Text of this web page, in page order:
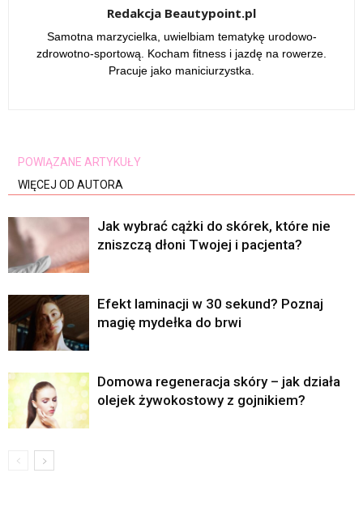
Redakcja Beautypoint.pl
Samotna marzycielka, uwielbiam tematykę urodowo-
zdrowotno-sportową. Kocham fitness i jazdę na rowerze.
Pracuje jako maniciurzystka.
POWIĄZANE ARTYKUŁY
WIĘCEJ OD AUTORA
Jak wybrać cążki do skórek, które nie
zniszczą dłoni Twojej i pacjenta?
Efekt laminacji w 30 sekund? Poznaj
magię mydełka do brwi
Domowa regeneracja skóry – jak działa
olejek żywokostowy z gojnikiem?